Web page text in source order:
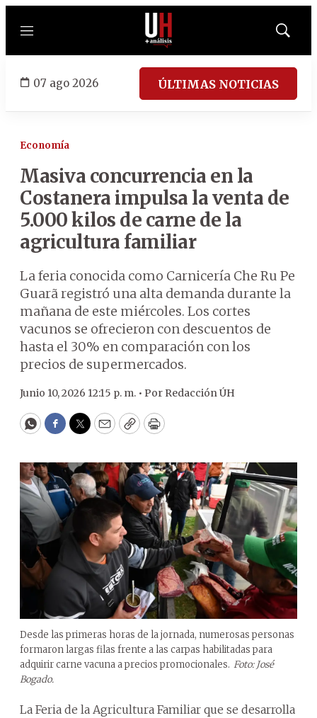
Menú
Mostrar
07 ago 2026 ÚLTIMAS NOTICIAS
Economía
Masiva concurrencia en la
Costanera impulsa la venta de
5.000 kilos de carne de la
agricultura familiar
La feria conocida como Carnicería Che Ru Pe
Guarã registró una alta demanda durante la
mañana de este miércoles. Los cortes
vacunos se ofrecieron con descuentos de
hasta el 30% en comparación con los
precios de supermercados.
Junio 10, 2026 12:15 p. m. • Por Redacción ÚH
WhatsApp
Facebook
Twitter
EmailCopyPrint
Desde las primeras horas de la jornada, numerosas personas
formaron largas filas frente a las carpas habilitadas para
adquirir carne vacuna a precios promocionales. Foto: José
Bogado.
La Feria de la Agricultura Familiar que se desarrolla